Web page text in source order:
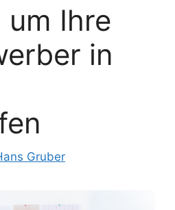
Ihre
in
Gruber